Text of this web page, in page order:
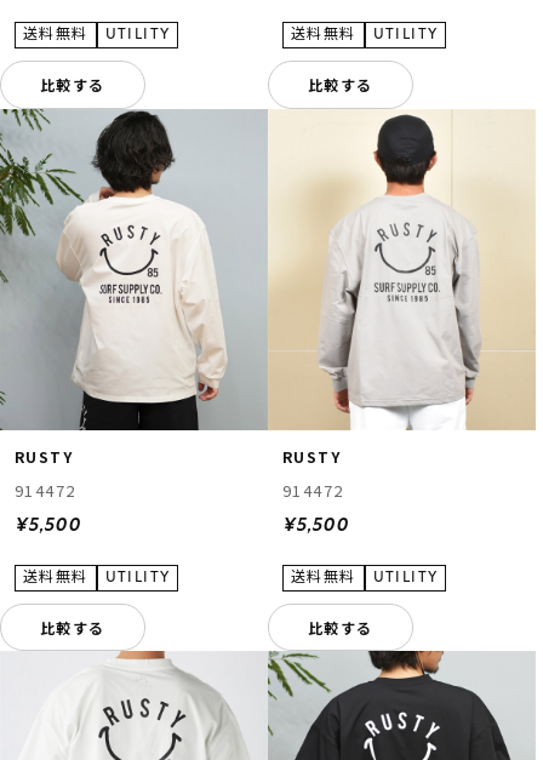
比較する 比較する
RUSTY
914472
¥5,500
比較する
RUSTY
914472
¥5,500
比較する